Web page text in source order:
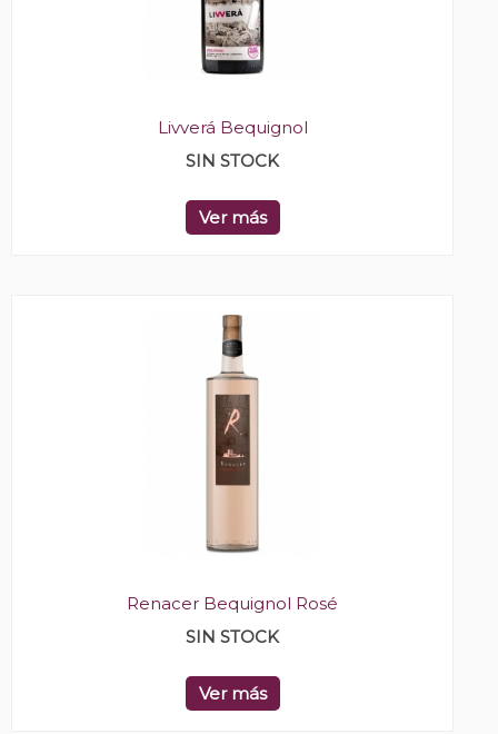
Livverá Bequignol
SIN STOCK
Ver más
Renacer Bequignol Rosé
SIN STOCK
Ver más